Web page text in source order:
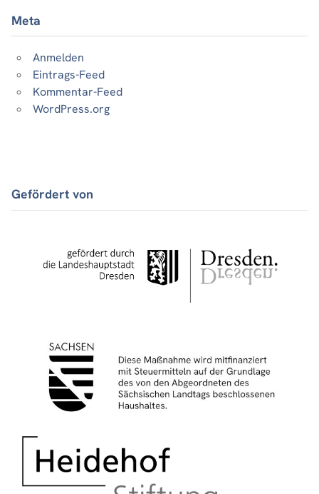
Meta
Anmelden
Eintrags-Feed
Kommentar-Feed
WordPress.org
Gefördert von